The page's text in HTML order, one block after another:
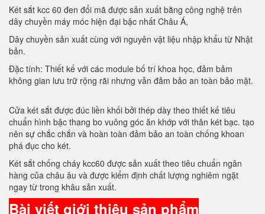
Két sắt kcc 60 đen đổi mã được sản xuất bằng công nghệ trên
dây chuyền máy móc hiện đại bậc nhất Châu Á,
Dây chuyền sản xuất cùng với nguyên vật liệu nhập khẩu từ Nhật
bản.
Đặc tính: Thiết kế với các module bố trí khoa học, đảm bảm
không gian lưu trữ rộng rãi nhưng vẫn đảm bảo an toàn bảo mật.
Cửa két sắt được đúc liền khối bởi thép dày theo thiết kế tiêu
chuẩn hình bậc thang bo vuông góc ăn khớp với thân két bạc. tạo
nên sự chắc chắn và hoàn toàn đảm bảo an toàn chống khoan
phá đục cho két.
Két sắt chống cháy kcc60 được sản xuất theo tiêu chuẩn ngân
hàng của châu âu và được kiểm định chất lượng nghiêm ngặt
ngay từ trong khâu sản xuất.
Bài viết giới thiệu sản phẩm